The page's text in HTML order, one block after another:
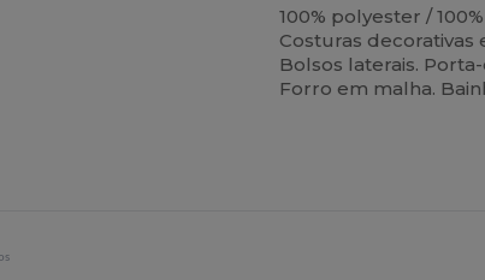
100% polyester /
Costuras
Bolsos laterais.
Forro em malha.